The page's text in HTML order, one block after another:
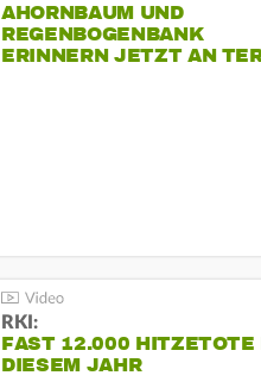
AHORNBAUM UND
REGENBOGENBANK
ERINNERN JETZT AN
RKI:
FAST 12.000 HITZETOTE
DIESEM JAHR